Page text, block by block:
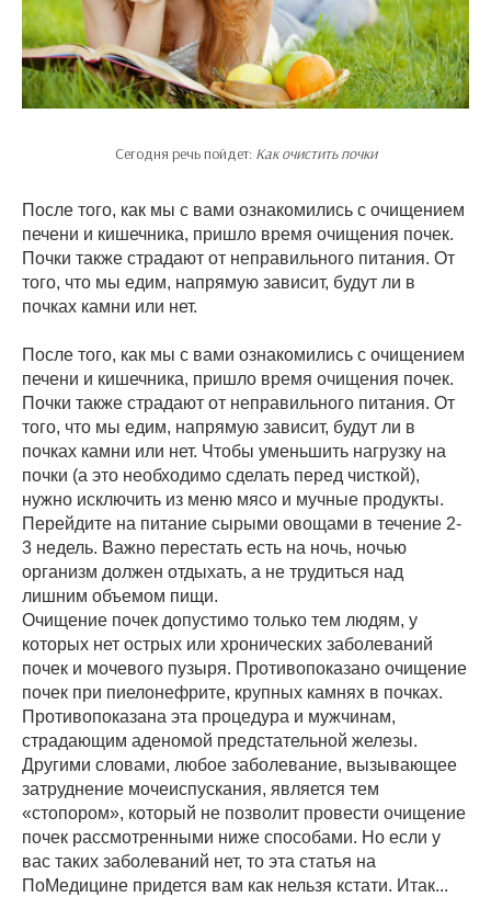
Сегодня речь пойдет: Как очистить почки
После того, как мы с вами ознакомились с очищением
печени и кишечника, пришло время очищения почек.
Почки также страдают от неправильного питания. От
того, что мы едим, напрямую зависит, будут ли в
почках камни или нет.
После того, как мы с вами ознакомились с очищением
печени и кишечника, пришло время очищения почек.
Почки также страдают от неправильного питания. От
того, что мы едим, напрямую зависит, будут ли в
почках камни или нет. Чтобы уменьшить нагрузку на
почки (а это необходимо сделать перед чисткой),
нужно исключить из меню мясо и мучные продукты.
Перейдите на питание сырыми овощами в течение 2-
3 недель. Важно перестать есть на ночь, ночью
организм должен отдыхать, а не трудиться над
лишним объемом пищи.
Очищение почек допустимо только тем людям, у
которых нет острых или хронических заболеваний
почек и мочевого пузыря. Противопоказано очищение
почек при пиелонефрите, крупных камнях в почках.
Противопоказана эта процедура и мужчинам,
страдающим аденомой предстательной железы.
Другими словами, любое заболевание, вызывающее
затруднение мочеиспускания, является тем
«стопором», который не позволит провести очищение
почек рассмотренными ниже способами. Но если у
вас таких заболеваний нет, то эта статья на
ПоМедицине придется вам как нельзя кстати. Итак...